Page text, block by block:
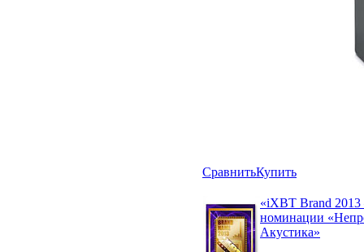
СравнитьКупить
«iXBT Brand 2013
номинации
Акустика»